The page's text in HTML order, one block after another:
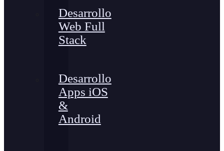
Desarrollo
Web Full
Stack
Desarrollo
Apps iOS
&
Android